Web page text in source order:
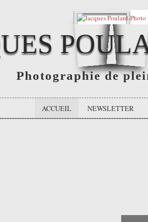
Photographie de
ACCUEIL NEWSLETTER